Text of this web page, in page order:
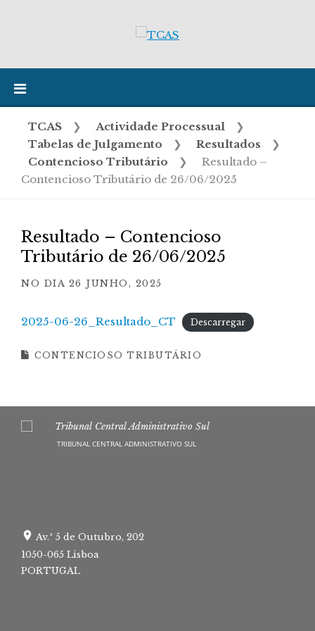
TCAS ❯ Actividade Processual
❯
Tabelas de Julgamento
❯ Resultados
❯
Contencioso Tributário
❯
Resultado –
Contencioso Tributário de 26/06/2025
Resultado – Contencioso
Tributário de 26/06/2025
NO DIA 26 JUNHO, 2025
2025-06-26_Resultado_CT Descarregar
CONTENCIOSO TRIBUTÁRIO
TRIBUNAL CENTRAL ADMINISTRATIVO SUL
Av.ª 5 de Outubro, 202
1050-065 Lisboa
PORTUGAL